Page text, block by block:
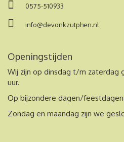
0575-510933
info@devonkzutphen.nl
Openingstijden
Wij zijn op dinsdag t/m zaterdag
uur.
Op bijzondere dagen/
Zondag en maandag zijn we